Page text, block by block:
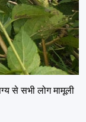
से सभी लोग मामूली